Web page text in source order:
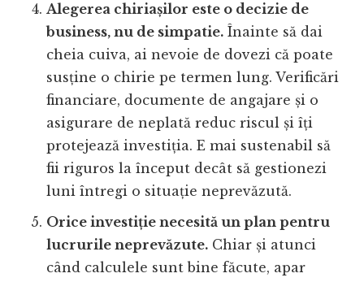
Alegerea chiriașilor este o decizie de
business, nu de simpatie. Înainte să dai
cheia cuiva, ai nevoie de dovezi că poate
susține o chirie pe termen lung. Verificări
financiare, documente de angajare și o
asigurare de neplată reduc riscul și îți
protejează investiția. E mai sustenabil să
fii riguros la început decât să gestionezi
luni întregi o situație neprevăzută.
Orice investiție necesită un plan pentru
lucrurile neprevăzute. Chiar și atunci
când calculele sunt bine făcute, apar